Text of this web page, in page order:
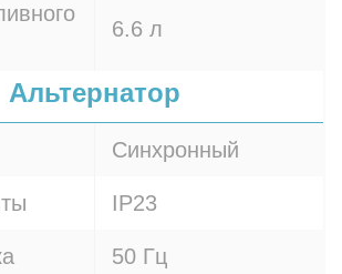
6.6 л
Альтернатор
Синхронный
IP23
50 Гц